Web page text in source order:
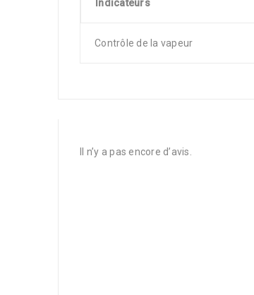
Indicateurs
Contrôle de la vapeur
Il n’y a pas encore d’avis.